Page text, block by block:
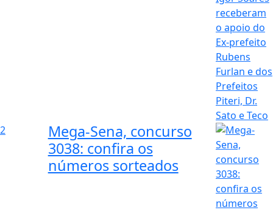
2
Mega-Sena, concurso
3038: confira os
números sorteados